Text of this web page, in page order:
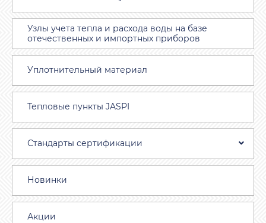
Узлы учета тепла и расхода воды на базе
отечественных и импортных приборов
Уплотнительный материал
Тепловые пункты JASPI
Стандарты сертификации
Новинки
Акции